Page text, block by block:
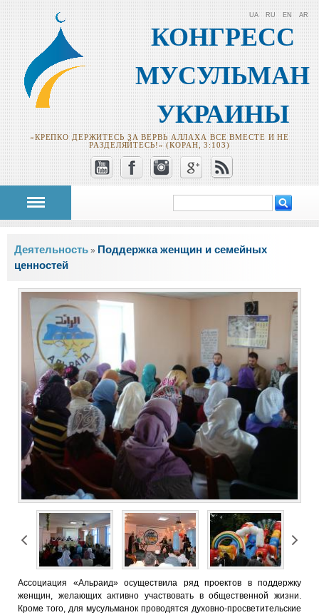
КОНГРЕСС
МУСУЛЬМАН
УКРАИНЫ
«КРЕПКО ДЕРЖИТЕСЬ ЗА ВЕРВЬ АЛЛАХА ВСЕ ВМЕСТЕ И НЕ
РАЗДЕЛЯЙТЕСЬ!» (КОРАН, 3:103)
UA RU EN AR
Форма поиска
Вы здесь
Деятельность » Поддержка женщин и семейных
ценностей
Ассоциация «Альраид» осуществила ряд проектов в поддержку
женщин, желающих активно участвовать в общественной жизни.
Кроме того, для мусульманок проводятся духовно-просветительские